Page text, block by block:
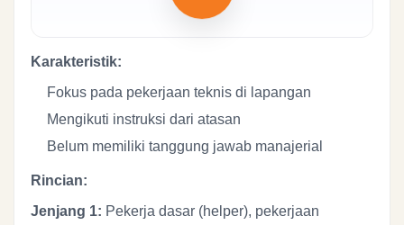
Karakteristik:
Fokus pada pekerjaan teknis di lapangan
Mengikuti instruksi dari atasan
Belum memiliki tanggung jawab manajerial
Rincian:
Jenjang 1: Pekerja dasar (helper), pekerjaan